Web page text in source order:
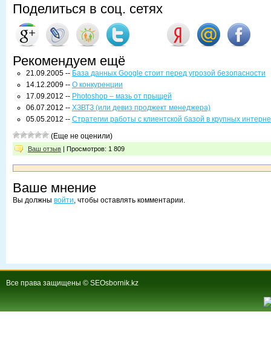
Поделиться в соц. сетях
Рекомендуем ещё
21.09.2005 -- База данных Google стоит перед угрозой безопасности
14.12.2009 -- О конкуренции
17.09.2012 -- Photoshop – мазь от прыщей
06.07.2012 -- ХЗВТЗ (или девиз проджект менеджера)
05.05.2012 -- Стратегии работы с клиентской базой в крупных
(Еще не оценили)
Ваш отзыв | Просмотров: 1 809
Ваше мнение
Вы должны войти, чтобы оставлять комментарии.
Все права защищены © SEOsbornik.kz